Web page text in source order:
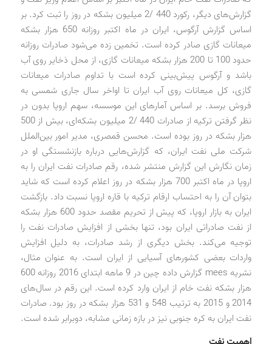
گزارش‌های دیگر، رکورد 440 /2 میلیون بشکه در روز را ثبت کرد. بر
اساس گزارش آرگوس، ایران در ماه اکتبر روزانه 650 هزار بشکه
میعانات گازی صادر کرده است. تخمین زده می‌شود صادرات روزانه
حدود 100 تا 200 هزار بشکه میعانات گازی، از محل ذخایر روی آب
باشد و آرگوس پیش‌بینی کرده است با تداوم صادرات میعانات
گازی، کل میعانات روی آب ایران تا اواخر سال جاری شمسی به
فروش برسد. بر اساس آمارهای این موسسه، سهم اروپا بدون در
نظر گرفتن ترکیه از صادرات 440 /2 میلیون بشکه‌ای، بیش از 500
هزار بشکه در روز بوده است. محسن قمصری، مدیر امور بین‌الملل
شرکت ملی نفت ایران، که گزارش‌هایی درباره بازنشستگی او در
زمان نگارش این گزارش منتشر شده، رقم صادرات نفت ایران را به
اروپا در ماه اکتبر 700 هزار بشکه در روز اعلام کرده است که شاید
بتوان آن را به احتساب ارقام ترکیه با قاره اروپا نسبت داد. بازگشت
ایران به بازار اروپا، که پیش از تحریم مقصد حدود 600 هزار بشکه
از نفت صادراتی ایران بود، تنها بخشی از افزایش صادرات نفت را
توجیه می‌کند. بخش دیگری از رشد صادرات، به دلیل افزایش
واردات بعضی کشورهای آسیایی از ایران است. به عنوان مثال،
نشریه mees گزارش داده چین در 9 ‌ماهه ابتدای 2016 روزانه 600
هزار بشکه نفت خام از ایران وارد کرده است. این رقم در سال‌های
2014 و 2015 به ترتیب 548 و 531 هزار بشکه در روز بود. صادرات
نفت ایران به کره جنوبی نیز در بازه زمانی مشابه، دوبرابر شده است.